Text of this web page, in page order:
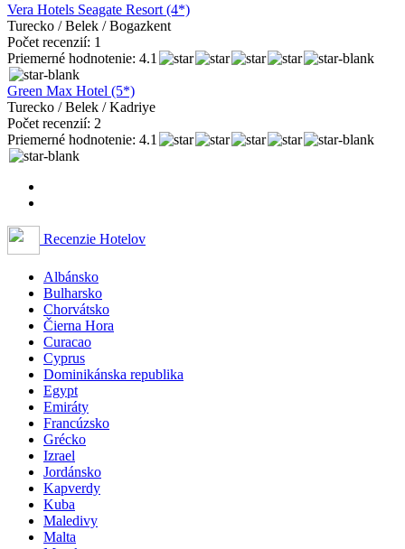
Vera Hotels Seagate Resort (4*)
Turecko / Belek / Bogazkent
Počet recenzií: 1
Priemerné hodnotenie: 4.1
Green Max Hotel (5*)
Turecko / Belek / Kadriye
Počet recenzií: 2
Priemerné hodnotenie: 4.1
Recenzie Hotelov
Albánsko
Bulharsko
Chorvátsko
Čierna Hora
Curacao
Cyprus
Dominikánska republika
Egypt
Emiráty
Francúzsko
Grécko
Izrael
Jordánsko
Kapverdy
Kuba
Maledivy
Malta